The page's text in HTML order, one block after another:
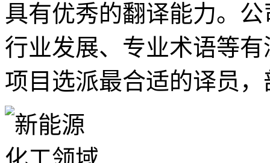
具有优秀的翻译能力。
行业发展、专业术语等
项目选派最合适的译员